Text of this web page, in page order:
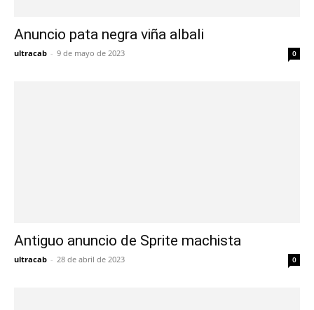
Anuncio pata negra viña albali
ultracab - 9 de mayo de 2023 0
Antiguo anuncio de Sprite machista
ultracab - 28 de abril de 2023 0